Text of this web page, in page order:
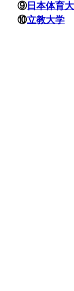
⑨日本体育
⑩立教大学